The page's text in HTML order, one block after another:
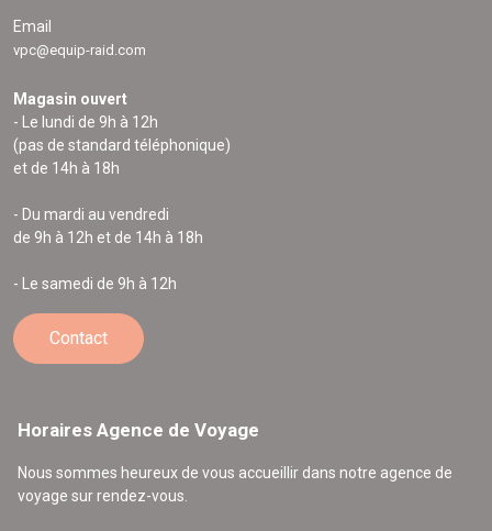
Email
vpc@equip-raid.com
Magasin ouvert
- Le lundi de 9h à 12h
(pas de standard téléphonique)
et de 14h à 18h
- Du mardi au vendredi
de 9h à 12h et de 14h à 18h
- Le samedi de 9h à 12h
Contact
Horaires Agence de Voyage
Nous sommes heureux de vous accueillir dans notre agence de
voyage sur rendez-vous.